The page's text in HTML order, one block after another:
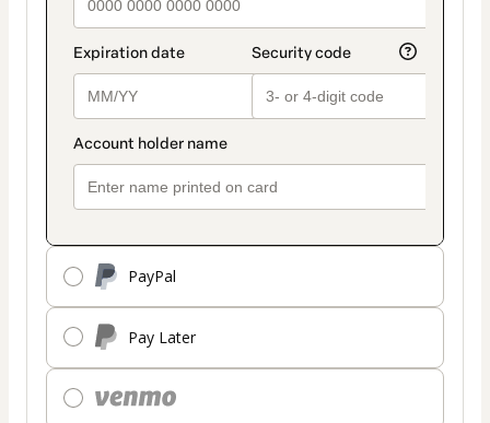
PayPal
Pay Later